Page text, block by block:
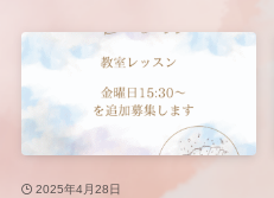
2025年4月28日